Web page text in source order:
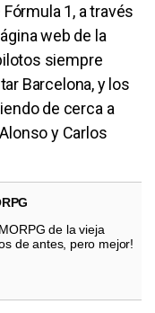
1, a través
web de la
siempre
Barcelona, ​​y los
de cerca a
y Carlos
de la vieja
de antes, pero mejor!